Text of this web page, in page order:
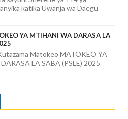
katika Uwanja wa Daegu
YA MTIHANI WA DARASA LA
Matokeo MATOKEO YA
LA SABA (PSLE) 2025